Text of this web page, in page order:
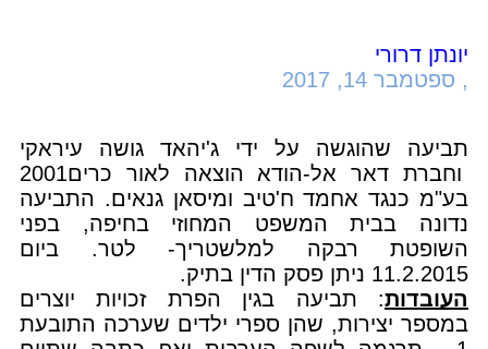
יונתן דרורי
, ספטמבר 14, 2017
תביעה שהוגשה על ידי ג'יהאד גושה עיראקי
וחברת דאר אל-הודא הוצאה לאור כרים2001
בע"מ כנגד אחמד ח'טיב ומיסאן גנאים. התביעה
נדונה בבית המשפט המחוזי בחיפה, בפני
השופטת רבקה למלשטריך- לטר. ביום
11.2.2015 ניתן פסק הדין בתיק.
העובדות: תביעה בגין הפרת זכויות יוצרים
במספר יצירות, שהן ספרי ילדים שערכה התובעת